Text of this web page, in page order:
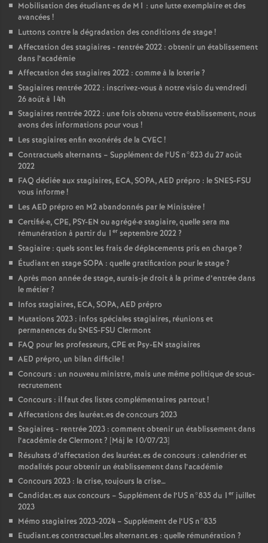
Mobilisation des étudiant•es de M1 : une lutte exemplaire et des
avancées !
Luttons contre la dégradation des conditions de stage!
Affectation des stagiaires - rentrée 2022 : obtenir un établissement
dans l’académie
Affectation des stagiaires 2022 : comme à la loterie?
Stagiaires rentrée 2022 : inscrivez-vous à notre visio du vendredi
26 août à 14h
Stagiaires rentrée 2022 : une fois obtenu votre établissement, nous
avons des informations pour vous !
Les stagiaires enfin exonérés de la CVEC!
Contractuels alternants – Supplément de l’US n°823 du 27 août
2022
FAQ dédiée aux stagiaires, ECA, SOPA, AED prépro : le SNES-FSU
vous informe!
Les AED prépro en M2 abandonnés par le Ministère!
Certifié·e, CPE, PSY-EN ou agrégé·e stagiaire, quelle sera ma
rémunération à partir du 1 er septembre 2022?
Stagiaire : quels sont les frais de déplacements pris en charge?
Étudiant en stage SOPA : quelle gratification pour le stage?
Après mon année de stage, aurais-je droit à la prime d’entrée dans
le métier?
Infos stagiaires, ECA, SOPA, AED prépro
Mutations 2023 : infos spéciales stagiaires, réunions et
permanences du SNES-FSU Clermont
FAQ pour les professeurs, CPE et Psy-EN stagiaires
AED prépro, un bilan difficile!
Concours : un nouveau ministre, mais une même politique de sous-
recrutement
Concours : il faut des listes complémentaires partout!
Affectations des lauréat.es de concours 2023
Stagiaires - rentrée 2023 : comment obtenir un établissement dans
l’académie de Clermont? [Màj le 10/07/23]
Résultats d’affectation des lauréat.es de concours : calendrier et
modalités pour obtenir un établissement dans l’académie
Concours 2023 : la crise, toujours la crise…
Candidat.es aux concours – Supplément de l’US n°835 du 1 er juillet
2023
Mémo stagiaires 2023-2024 – Supplément de l’US n°835
Etudiant.es contractuel.les alternant.es : quelle rémunération ?